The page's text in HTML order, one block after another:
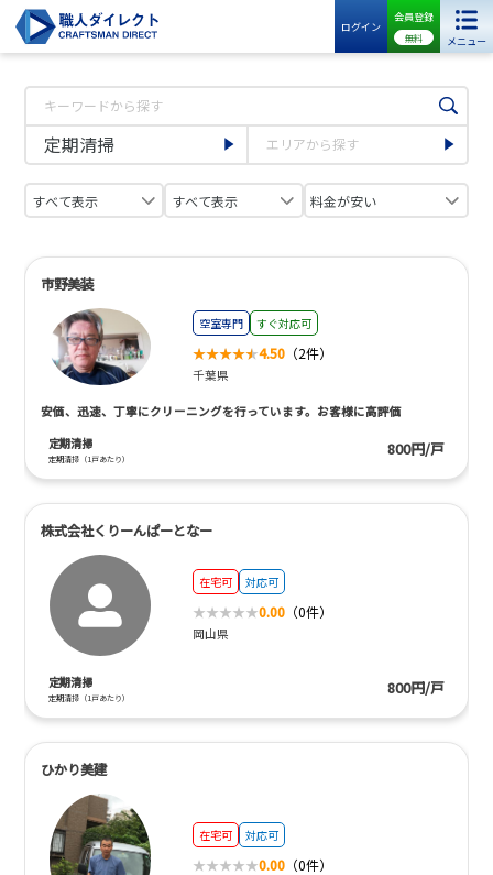
ログイン
会員登録
無料 メニュー
市野美装
空室専門 すぐ対応可
4.50 （2件）
千葉県
安価、迅速、丁寧にクリーニングを行っています。お客様に高評価
定期清掃
定期清掃（1戸あたり） 800円/戸
株式会社くりーんぱーとなー
在宅可 対応可
0.00 （0件）
岡山県
定期清掃
定期清掃（1戸あたり） 800円/戸
ひかり美建
在宅可 対応可
0.00 （0件）